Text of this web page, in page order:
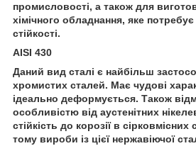
промисловості, а також для
хімічного обладнання, яке
стійкості.
AISI 430
Даний вид сталі є найбільш
хромистих сталей. Має чудові
ідеально деформується. Також
особливістю від аустенітних
стійкість до корозії в
тому вироби із цієї нержавіючої